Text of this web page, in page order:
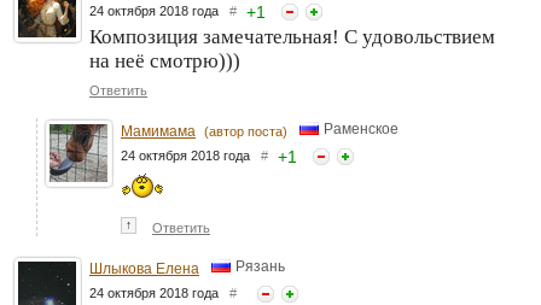
24 октября 2018 года # +1
Композиция замечательная! С удовольствием
на неё смотрю)))
Ответить
Мамимама (автор поста) Раменское
24 октября 2018 года # +1
↑ Ответить
Шлыкова Елена Рязань
24 октября 2018 года #